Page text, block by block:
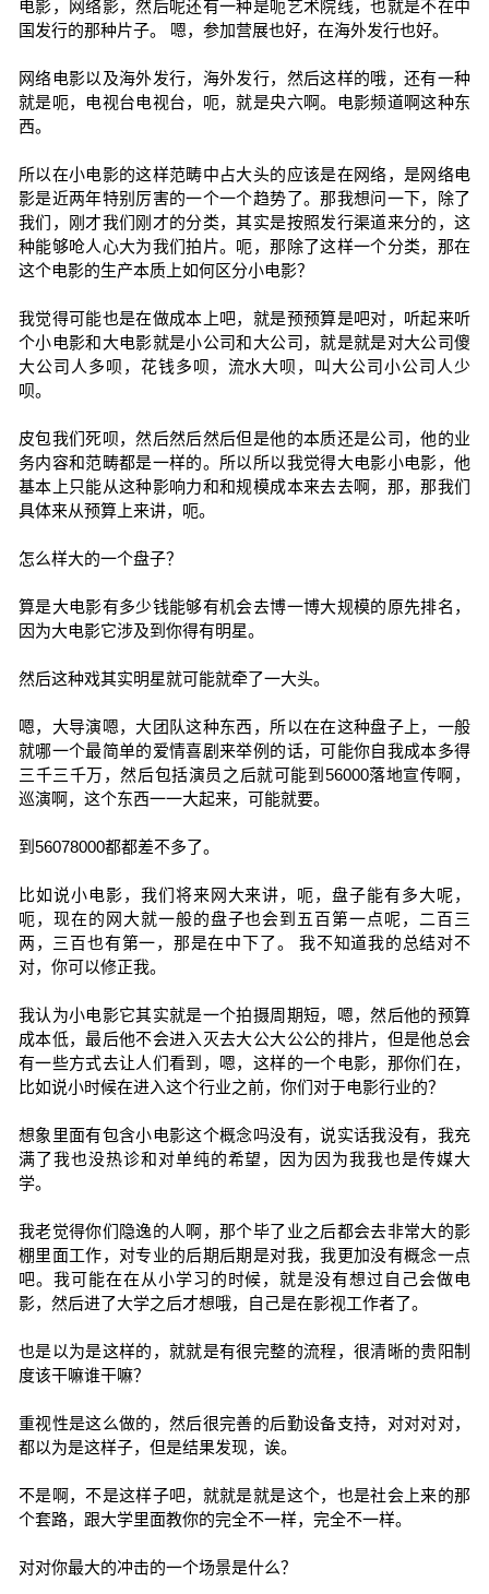
电影，网络影，然后呢还有一种是呃艺术院线，也就是不在中
国发行的那种片子。 嗯，参加营展也好，在海外发行也好。
网络电影以及海外发行，海外发行，然后这样的哦，还有一种
就是呃，电视台电视台，呃，就是央六啊。电影频道啊这种东
西。
所以在小电影的这样范畴中占大头的应该是在网络，是网络电
影是近两年特别厉害的一个一个趋势了。那我想问一下，除了
我们，刚才我们刚才的分类，其实是按照发行渠道来分的，这
种能够呛人心大为我们拍片。呃，那除了这样一个分类，那在
这个电影的生产本质上如何区分小电影？
我觉得可能也是在做成本上吧，就是预预算是吧对，听起来听
个小电影和大电影就是小公司和大公司，就是就是对大公司傻
大公司人多呗，花钱多呗，流水大呗，叫大公司小公司人少
呗。
皮包我们死呗，然后然后然后但是他的本质还是公司，他的业
务内容和范畴都是一样的。所以所以我觉得大电影小电影，他
基本上只能从这种影响力和和规模成本来去去啊，那，那我们
具体来从预算上来讲，呃。
怎么样大的一个盘子？
算是大电影有多少钱能够有机会去博一博大规模的原先排名，
因为大电影它涉及到你得有明星。
然后这种戏其实明星就可能就牵了一大头。
嗯，大导演嗯，大团队这种东西，所以在在这种盘子上，一般
就哪一个最简单的爱情喜剧来举例的话，可能你自我成本多得
三千三千万，然后包括演员之后就可能到56000落地宣传啊，
巡演啊，这个东西一一大起来，可能就要。
到56078000都都差不多了。
比如说小电影，我们将来网大来讲，呃，盘子能有多大呢，
呃，现在的网大就一般的盘子也会到五百第一点呢，二百三
两，三百也有第一，那是在中下了。 我不知道我的总结对不
对，你可以修正我。
我认为小电影它其实就是一个拍摄周期短，嗯，然后他的预算
成本低，最后他不会进入灭去大公大公公的排片，但是他总会
有一些方式去让人们看到，嗯，这样的一个电影，那你们在，
比如说小时候在进入这个行业之前，你们对于电影行业的？
想象里面有包含小电影这个概念吗没有，说实话我没有，我充
满了我也没热诊和对单纯的希望，因为因为我我也是传媒大
学。
我老觉得你们隐逸的人啊，那个毕了业之后都会去非常大的影
棚里面工作，对专业的后期后期是对我，我更加没有概念一点
吧。我可能在在从小学习的时候，就是没有想过自己会做电
影，然后进了大学之后才想哦，自己是在影视工作者了。
也是以为是这样的，就就是有很完整的流程，很清晰的贵阳制
度该干嘛谁干嘛？
重视性是这么做的，然后很完善的后勤设备支持，对对对对，
都以为是这样子，但是结果发现，诶。
不是啊，不是这样子吧，就就是就是这个，也是社会上来的那
个套路，跟大学里面教你的完全不一样，完全不一样。
对对你最大的冲击的一个场景是什么？